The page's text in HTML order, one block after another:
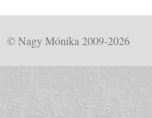
© Nagy Mónika 2009-2026